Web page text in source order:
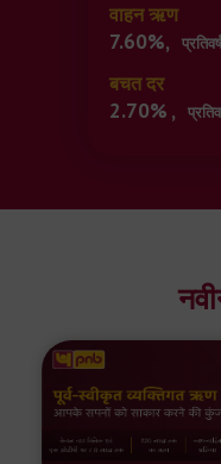
वाहन ऋण
7.60%,
बचत दर
2.70% ,